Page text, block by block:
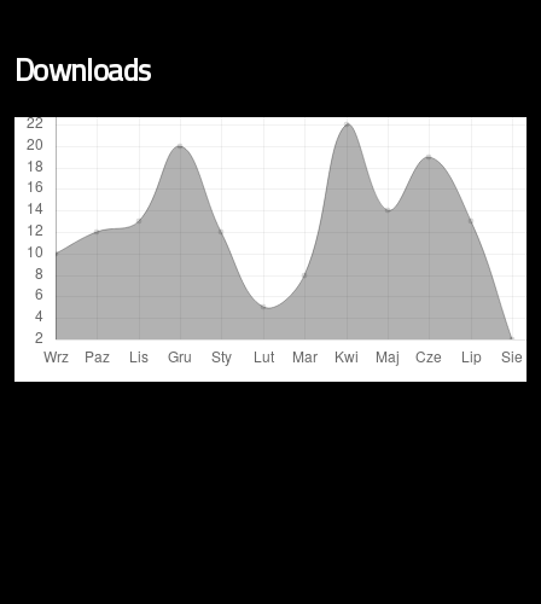
Downloads